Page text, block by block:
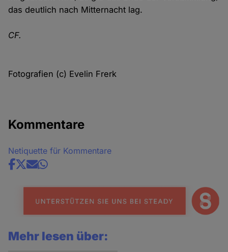
das deutlich nach Mitternacht lag.
CF.
Fotografien (c) Evelin Frerk
Kommentare
Netiquette für Kommentare
Share
news
Mehr lesen über: